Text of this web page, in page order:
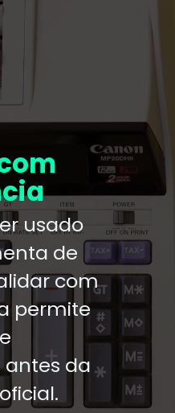
usado
de
com
permite
da